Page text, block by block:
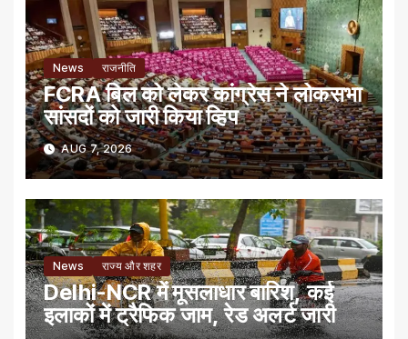
News राजनीति
FCRA बिल को लेकर कांग्रेस ने लोकसभा
सांसदों को जारी किया व्हिप
AUG 7, 2026
News राज्य और शहर
Delhi-NCR में मूसलाधार बारिश, कई
इलाकों में ट्रैफिक जाम, रेड अलर्ट जारी